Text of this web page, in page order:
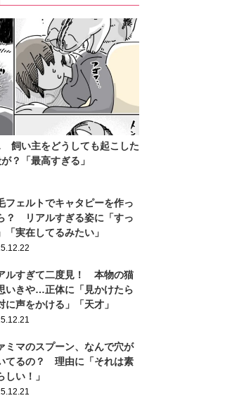
飼い主をどうしても起こした
？「最高すぎる」
フェルトでキャタピーを作っ
？ リアルすぎる姿に「すっ
「実在してるみたい」
ルすぎて二度見！ 本物の猫
いきや…正体に「見かけたら
に声をかける」「天才」
ミマのスプーン、なんで穴が
てるの？ 理由に「それは素
しい！」